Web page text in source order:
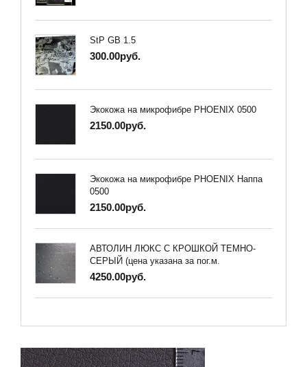
StP GB 1.5
300.00руб.
Экокожа на микрофибре PHOENIX 0500
2150.00руб.
Экокожа на микрофибре PHOENIX Наппа
0500
2150.00руб.
АВТОЛИН ЛЮКС С КРОШКОЙ ТЕМНО-
СЕРЫЙ (цена указана за пог.м.
4250.00руб.